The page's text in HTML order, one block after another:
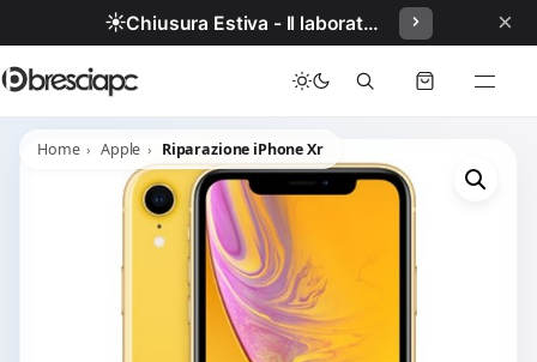
☀️ Chiusura Estiva - Il laboratorio resterà chiuso per ferie dal 29/06/2026 al 05/07/2026 compresi. ×
Home Apple Riparazione iPhone Xr